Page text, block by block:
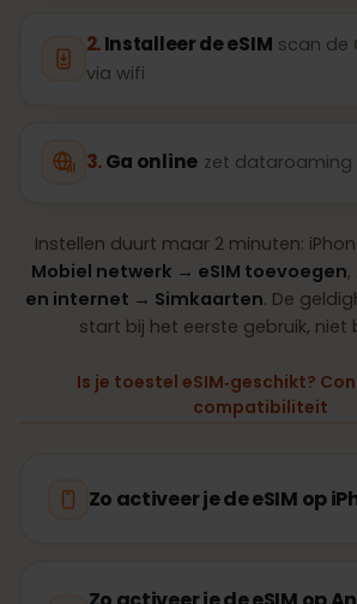
Installeer de eSIM scan de
via wifi
Ga online zet dataroaming
Instellen duurt maar 2 minuten:
Mobiel netwerk → eSIM toevoegen
en internet → Simkaarten. De
start bij het eerste gebruik, niet
Is je toestel eSIM‑geschikt?
compatibiliteit
Zo activeer je de eSIM op